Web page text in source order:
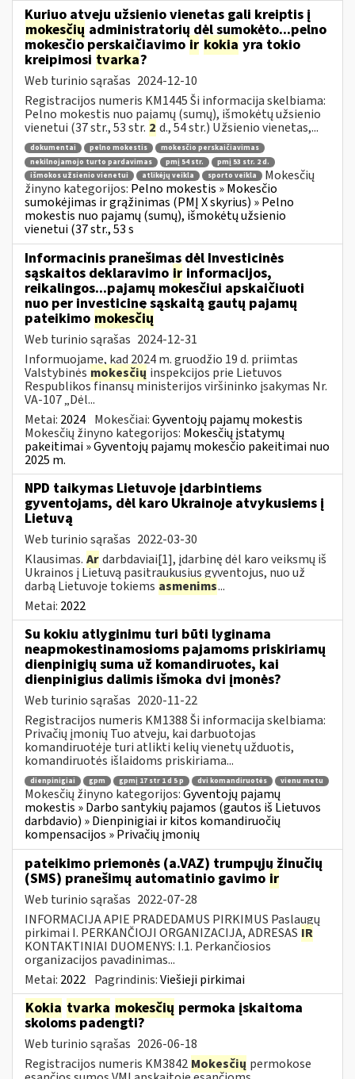
Kuriuo atveju užsienio vienetas gali kreiptis į
mokesčių administratorių dėl sumokėto...pelno
mokesčio perskaičiavimo ir kokia yra tokio
kreipimosi tvarka?
Web turinio sąrašas 2024-12-10
Registracijos numeris KM1445 Ši informacija skelbiama:
Pelno mokestis nuo pajamų (sumų), išmokėtų užsienio
vienetui (37 str., 53 str. 2 d., 54 str.) Užsienio vienetas,...
dokumentai pelno mokestis
mokesčio perskaičiavimas
nekilnojamojo turto pardavimas
pmį 54 str.
pmį 53 str. 2 d.
išmokos užsienio vienetui
atlikėjų veikla sporto veikla
Mokesčių
žinyno kategorijos: Pelno mokestis » Mokesčio
sumokėjimas ir grąžinimas (PMĮ X skyrius) » Pelno
mokestis nuo pajamų (sumų), išmokėtų užsienio
vienetui (37 str., 53 s
Informacinis pranešimas dėl Investicinės
sąskaitos deklaravimo ir informacijos,
reikalingos...pajamų mokesčiui apskaičiuoti
nuo per investicinę sąskaitą gautų pajamų
pateikimo mokesčių
Web turinio sąrašas 2024-12-31
Informuojame, kad 2024 m. gruodžio 19 d. priimtas
Valstybinės mokesčių inspekcijos prie Lietuvos
Respublikos finansų ministerijos viršininko įsakymas Nr.
VA-107 „Dėl...
Metai: 2024 Mokesčiai:Gyventojų pajamų mokestis
Mokesčių žinyno kategorijos: Mokesčių įstatymų
pakeitimai » Gyventojų pajamų mokesčio pakeitimai nuo
2025 m.
NPD taikymas Lietuvoje įdarbintiems
gyventojams, dėl karo Ukrainoje atvykusiems į
Lietuvą
Web turinio sąrašas 2022-03-30
Klausimas. Ardarbdaviai[1], įdarbinę dėl karo veiksmų iš
Ukrainos į Lietuvą pasitraukusius gyventojus, nuo už
darbą Lietuvoje tokiems asmenims...
Metai: 2022
Su kokiu atlyginimu turi būti lyginama
neapmokestinamosioms pajamoms priskiriamų
dienpinigių suma už komandiruotes, kai
dienpinigius dalimis išmoka dvi įmonės?
Web turinio sąrašas 2020-11-22
Registracijos numeris KM1388 Ši informacija skelbiama:
Privačių įmonių Tuo atveju, kai darbuotojas
komandiruotėje turi atlikti kelių vienetų užduotis,
komandiruotės išlaidoms priskiriama...
dienpinigiai gpm gpmį 17 str 1 d 5 p dvi komandiruotės vienu metu
Mokesčių žinyno kategorijos:Gyventojų pajamų
mokestis » Darbo santykių pajamos (gautos iš Lietuvos
darbdavio) » Dienpinigiai ir kitos komandiruočių
kompensacijos » Privačių įmonių
pateikimo priemonės (a.VAZ) trumpųjų žinučių
(SMS) pranešimų automatinio gavimo ir
Web turinio sąrašas 2022-07-28
INFORMACIJA APIE PRADEDAMUS PIRKIMUS Paslaugų
pirkimai I. PERKANČIOJI ORGANIZACIJA, ADRESAS IR
KONTAKTINIAI DUOMENYS: I.1. Perkančiosios
organizacijos pavadinimas...
Metai: 2022 Pagrindinis:Viešieji pirkimai
Kokia tvarka mokesčių permoka įskaitoma
skoloms padengti?
Web turinio sąrašas 2026-06-18
Registracijos numeris KM3842 Mokesčių permokose